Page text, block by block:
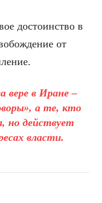
достоинство в
от
вере в Иране –
а те, кто
но действует
власти.